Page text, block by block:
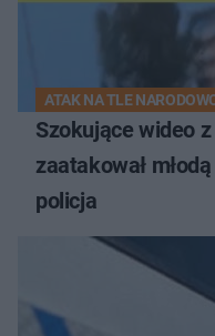
ATAK NA TLE
Szokujące wideo
zaatakował
policja